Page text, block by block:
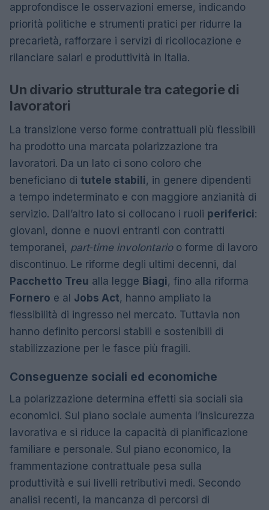
approfondisce le osservazioni emerse, indicando
priorità politiche e strumenti pratici per ridurre la
precarietà, rafforzare i servizi di ricollocazione e
rilanciare salari e produttività in Italia.
Un divario strutturale tra categorie di
lavoratori
La transizione verso forme contrattuali più flessibili
ha prodotto una marcata polarizzazione tra
lavoratori. Da un lato ci sono coloro che
beneficiano di tutele stabili, in genere dipendenti
a tempo indeterminato e con maggiore anzianità di
servizio. Dall’altro lato si collocano i ruoli periferici:
giovani, donne e nuovi entranti con contratti
temporanei, part‑time involontarioo forme di lavoro
discontinuo. Le riforme degli ultimi decenni, dal
Pacchetto Treu alla legge Biagi, fino alla riforma
Fornero e al Jobs Act, hanno ampliato la
flessibilità di ingresso nel mercato. Tuttavia non
hanno definito percorsi stabili e sostenibili di
stabilizzazione per le fasce più fragili.
Conseguenze sociali ed economiche
La polarizzazione determina effetti sia sociali sia
economici. Sul piano sociale aumenta l’insicurezza
lavorativa e si riduce la capacità di pianificazione
familiare e personale. Sul piano economico, la
frammentazione contrattuale pesa sulla
produttività e sui livelli retributivi medi. Secondo
analisi recenti, la mancanza di percorsi di